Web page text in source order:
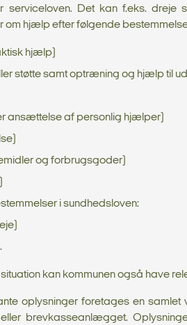
Det kan f.eks. dreje
om hjælp efter følgende
hjælp)
støtte samt optræning og hjælp til
ansættelse af personlig hjælper)
og forbrugsgoder)
i sundhedsloven:
kan kommunen også have
oplysninger foretages en
brevkasseanlægget.